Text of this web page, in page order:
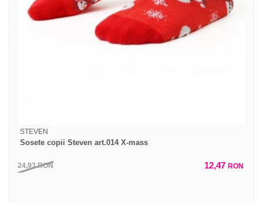
STEVEN
Sosete copii Steven art.014 X-mass
24,93RON 12,47 RON